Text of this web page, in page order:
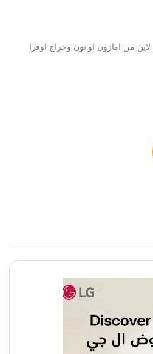
من امازون او نون وحراج اوفرا